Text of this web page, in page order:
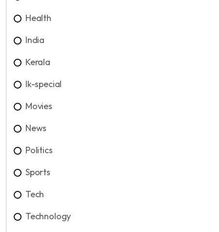
Health
India
Kerala
lk-special
Movies
News
Politics
Sports
Tech
Technology